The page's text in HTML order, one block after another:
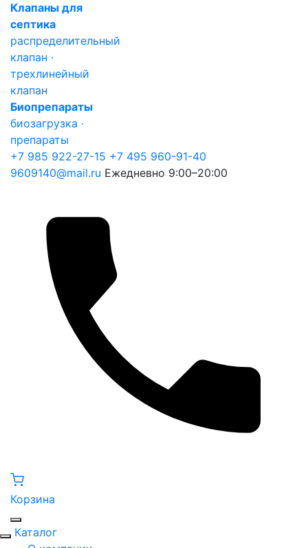
Клапаны для
септика
распределительный
клапан ·
трехлинейный
клапан
Биопрепараты
биозагрузка ·
препараты
+7 985 922-27-15 +7 495 960-91-40
9609140@mail.ru Ежедневно 9:00–20:00
Корзина
Каталог